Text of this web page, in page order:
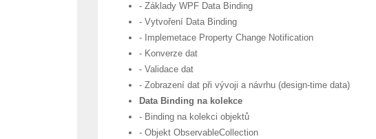
- Základy WPF Data Binding
- Vytvoření Data Binding
- Implemetace Property Change Notification
- Konverze dat
- Validace dat
- Zobrazení dat při vývoji a návrhu (design-time data)
Data Binding na kolekce
- Binding na kolekci objektů
- Objekt ObservableCollection